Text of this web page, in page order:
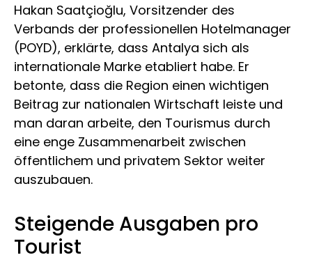
Hakan Saatçioğlu, Vorsitzender des
Verbands der professionellen Hotelmanager
(POYD), erklärte, dass Antalya sich als
internationale Marke etabliert habe. Er
betonte, dass die Region einen wichtigen
Beitrag zur nationalen Wirtschaft leiste und
man daran arbeite, den Tourismus durch
eine enge Zusammenarbeit zwischen
öffentlichem und privatem Sektor weiter
auszubauen.
Steigende Ausgaben pro
Tourist